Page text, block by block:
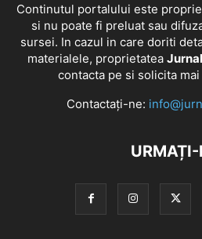
Continutul portalului este
si nu poate fi preluat sau
sursei. In cazul in care doriti
materialele, proprietatea
contacta pe si solicita
Contactați-ne:
URMAȚI-